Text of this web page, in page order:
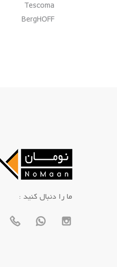
Tescoma
BergHOFF
: ما را دنبال کنید